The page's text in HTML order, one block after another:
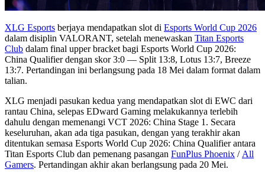
XLG Esports berjaya mendapatkan slot di Esports World Cup 2026
dalam disiplin VALORANT, setelah menewaskan Titan Esports
Club dalam final upper bracket bagi Esports World Cup 2026:
China Qualifier dengan skor 3:0 — Split 13:8, Lotus 13:7, Breeze
13:7. Pertandingan ini berlangsung pada 18 Mei dalam format dalam
talian.
XLG menjadi pasukan kedua yang mendapatkan slot di EWC dari
rantau China, selepas EDward Gaming melakukannya terlebih
dahulu dengan memenangi VCT 2026: China Stage 1. Secara
keseluruhan, akan ada tiga pasukan, dengan yang terakhir akan
ditentukan semasa Esports World Cup 2026: China Qualifier antara
Titan Esports Club dan pemenang pasangan FunPlus Phoenix / All
Gamers. Pertandingan akhir akan berlangsung pada 20 Mei.